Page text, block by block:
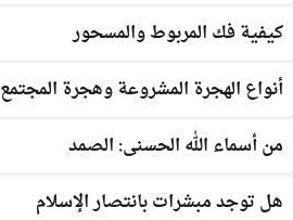
كيفية فك المربوط والمسحور
أنواع الهجرة المشروعة وهجرة المجتمع
من أسماء الله الحسنى: الصمد
هل توجد مبشرات بانتصار الإسلام